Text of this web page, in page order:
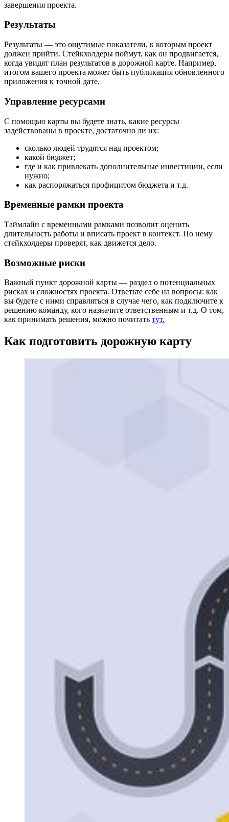
завершения проекта.
Результаты
Результаты — это ощутимые показатели, к которым проект
должен прийти. Стейкхолдеры поймут, как он продвигается,
когда увидят план результатов в дорожной карте. Например,
итогом вашего проекта может быть публикация обновленного
приложения к точной дате.
Управление ресурсами
С помощью карты вы будете знать, какие ресурсы
задействованы в проекте, достаточно ли их:
сколько людей трудятся над проектом;
какой бюджет;
где и как привлекать дополнительные инвестиции, если
нужно;
как распоряжаться профицитом бюджета и т.д.
Временные рамки проекта
Таймлайн с временными рамками позволит оценить
длительность работы и вписать проект в контекст. По нему
стейкхолдеры проверят, как движется дело.
Возможные риски
Важный пункт дорожной карты — раздел о потенциальных
рисках и сложностях проекта. Ответьте себе на вопросы: как
вы будете с ними справляться в случае чего, как подключите к
решению команду, кого назначите ответственным и т.д. О том,
как принимать решения, можно почитать тут.
Как подготовить дорожную карту